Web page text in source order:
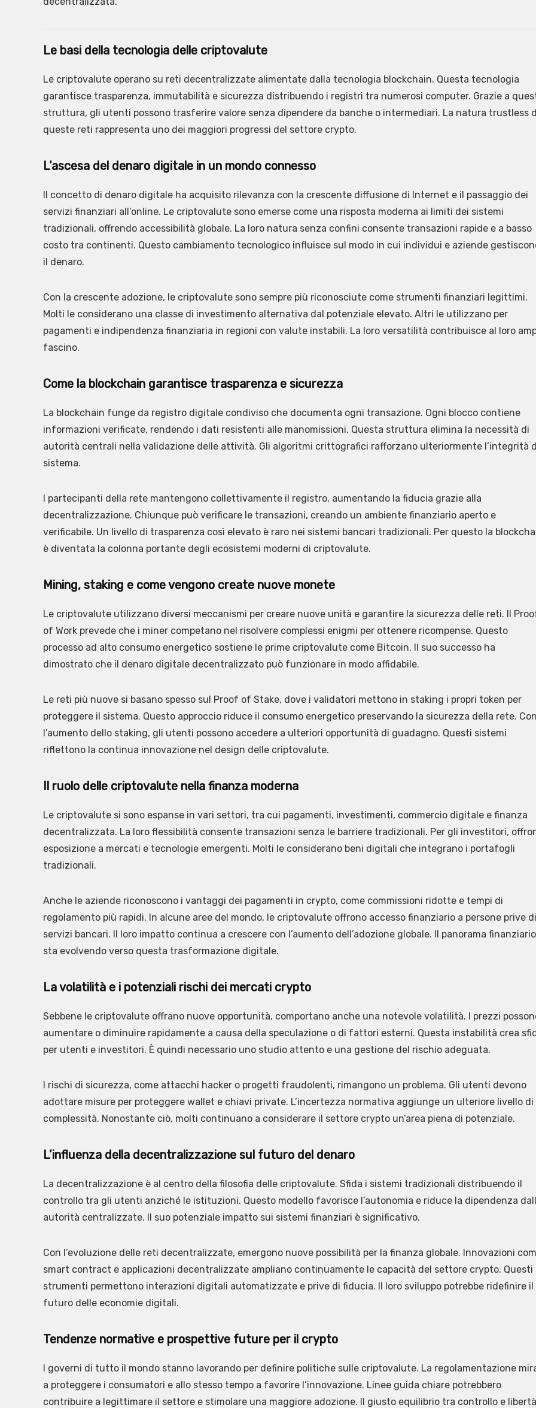
Le basi della tecnologia delle criptovalute
Le criptovalute operano su reti decentralizzate alimentate dalla tecnologia blockchain. Questa tecnologia
garantisce trasparenza, immutabilità e sicurezza distribuendo i registri tra numerosi computer. Grazie a
struttura, gli utenti possono trasferire valore senza dipendere da banche o intermediari. La natura trustless
queste reti rappresenta uno dei maggiori progressi del settore crypto.
L’ascesa del denaro digitale in un mondo connesso
Il concetto di denaro digitale ha acquisito rilevanza con la crescente diffusione di Internet e il passaggio dei
servizi finanziari all’online. Le criptovalute sono emerse come una risposta moderna ai limiti dei sistemi
tradizionali, offrendo accessibilità globale. La loro natura senza confini consente transazioni rapide e a basso
costo tra continenti. Questo cambiamento tecnologico influisce sul modo in cui individui e aziende
il denaro.
Con la crescente adozione, le criptovalute sono sempre più riconosciute come strumenti finanziari legittimi.
Molti le considerano una classe di investimento alternativa dal potenziale elevato. Altri le utilizzano per
pagamenti e indipendenza finanziaria in regioni con valute instabili. La loro versatilità contribuisce al loro
fascino.
Come la blockchain garantisce trasparenza e sicurezza
La blockchain funge da registro digitale condiviso che documenta ogni transazione. Ogni blocco contiene
informazioni verificate, rendendo i dati resistenti alle manomissioni. Questa struttura elimina la necessità di
autorità centrali nella validazione delle attività. Gli algoritmi crittografici rafforzano ulteriormente l’integrità
sistema.
I partecipanti della rete mantengono collettivamente il registro, aumentando la fiducia grazie alla
decentralizzazione. Chiunque può verificare le transazioni, creando un ambiente finanziario aperto e
verificabile. Un livello di trasparenza così elevato è raro nei sistemi bancari tradizionali. Per questo la
è diventata la colonna portante degli ecosistemi moderni di criptovalute.
Mining, staking e come vengono create nuove monete
Le criptovalute utilizzano diversi meccanismi per creare nuove unità e garantire la sicurezza delle reti. Il
of Work prevede che i miner competano nel risolvere complessi enigmi per ottenere ricompense. Questo
processo ad alto consumo energetico sostiene le prime criptovalute come Bitcoin. Il suo successo ha
dimostrato che il denaro digitale decentralizzato può funzionare in modo affidabile.
Le reti più nuove si basano spesso sul Proof of Stake, dove i validatori mettono in staking i propri token per
proteggere il sistema. Questo approccio riduce il consumo energetico preservando la sicurezza della rete. Con
l’aumento dello staking, gli utenti possono accedere a ulteriori opportunità di guadagno. Questi sistemi
riflettono la continua innovazione nel design delle criptovalute.
Il ruolo delle criptovalute nella finanza moderna
Le criptovalute si sono espanse in vari settori, tra cui pagamenti, investimenti, commercio digitale e finanza
decentralizzata. La loro flessibilità consente transazioni senza le barriere tradizionali. Per gli investitori,
esposizione a mercati e tecnologie emergenti. Molti le considerano beni digitali che integrano i portafogli
tradizionali.
Anche le aziende riconoscono i vantaggi dei pagamenti in crypto, come commissioni ridotte e tempi di
regolamento più rapidi. In alcune aree del mondo, le criptovalute offrono accesso finanziario a persone prive di
servizi bancari. Il loro impatto continua a crescere con l’aumento dell’adozione globale. Il panorama finanziario
sta evolvendo verso questa trasformazione digitale.
La volatilità e i potenziali rischi dei mercati crypto
Sebbene le criptovalute offrano nuove opportunità, comportano anche una notevole volatilità. I prezzi
aumentare o diminuire rapidamente a causa della speculazione o di fattori esterni. Questa instabilità crea
per utenti e investitori. È quindi necessario uno studio attento e una gestione del rischio adeguata.
I rischi di sicurezza, come attacchi hacker o progetti fraudolenti, rimangono un problema. Gli utenti devono
adottare misure per proteggere wallet e chiavi private. L’incertezza normativa aggiunge un ulteriore livello di
complessità. Nonostante ciò, molti continuano a considerare il settore crypto un’area piena di potenziale.
L’influenza della decentralizzazione sul futuro del denaro
La decentralizzazione è al centro della filosofia delle criptovalute. Sfida i sistemi tradizionali distribuendo il
controllo tra gli utenti anziché le istituzioni. Questo modello favorisce l’autonomia e riduce la dipendenza
autorità centralizzate. Il suo potenziale impatto sui sistemi finanziari è significativo.
Con l’evoluzione delle reti decentralizzate, emergono nuove possibilità per la finanza globale. Innovazioni
smart contract e applicazioni decentralizzate ampliano continuamente le capacità del settore crypto. Questi
strumenti permettono interazioni digitali automatizzate e prive di fiducia. Il loro sviluppo potrebbe ridefinire il
futuro delle economie digitali.
Tendenze normative e prospettive future per il crypto
I governi di tutto il mondo stanno lavorando per definire politiche sulle criptovalute. La regolamentazione
a proteggere i consumatori e allo stesso tempo a favorire l’innovazione. Linee guida chiare potrebbero
contribuire a legittimare il settore e stimolare una maggiore adozione. Il giusto equilibrio tra controllo e libertà